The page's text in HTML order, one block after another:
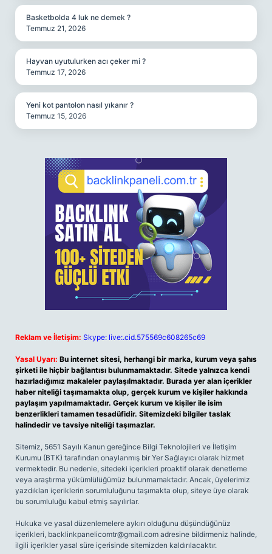
Basketbolda 4 luk ne demek ?
Temmuz 21, 2026
Hayvan uyutulurken acı çeker mi ?
Temmuz 17, 2026
Yeni kot pantolon nasıl yıkanır ?
Temmuz 15, 2026
Reklam ve İletişim: Skype: live:.cid.575569c608265c69
Yasal Uyarı: Bu internet sitesi, herhangi bir marka, kurum veya şahıs
şirketi ile hiçbir bağlantısı bulunmamaktadır. Sitede yalnızca kendi
hazırladığımız makaleler paylaşılmaktadır. Burada yer alan içerikler
haber niteliği taşımamakta olup, gerçek kurum ve kişiler hakkında
paylaşım yapılmamaktadır. Gerçek kurum ve kişiler ile isim
benzerlikleri tamamen tesadüfidir. Sitemizdeki bilgiler taslak
halindedir ve tavsiye niteliği taşımazlar.
Sitemiz, 5651 Sayılı Kanun gereğince Bilgi Teknolojileri ve İletişim
Kurumu (BTK) tarafından onaylanmış bir Yer Sağlayıcı olarak hizmet
vermektedir. Bu nedenle, sitedeki içerikleri proaktif olarak denetleme
veya araştırma yükümlülüğümüz bulunmamaktadır. Ancak, üyelerimiz
yazdıkları içeriklerin sorumluluğunu taşımakta olup, siteye üye olarak
bu sorumluluğu kabul etmiş sayılırlar.
Hukuka ve yasal düzenlemelere aykırı olduğunu düşündüğünüz
içerikleri, backlinkpanelicomtr@gmail.com adresine bildirmeniz halinde,
ilgili içerikler yasal süre içerisinde sitemizden kaldırılacaktır.